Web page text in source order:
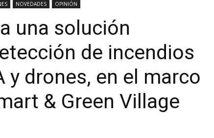
NOVEDADES OPINIÓN
una solución
de incendios
y drones, en el marco
& Green Village